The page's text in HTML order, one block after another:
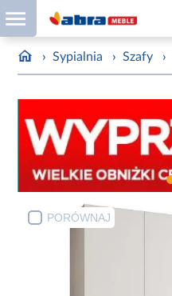
› Sypialnia › Szafy ›
PORÓWNAJ